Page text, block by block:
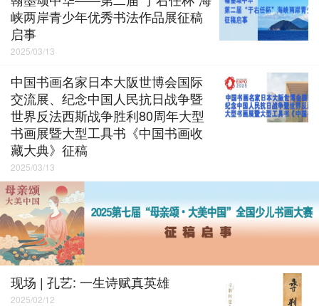
峡两岸青少年优秀书法作品展征稿
启事
2025/03/13
中国书画名家日本大阪世博会国际
交流展、纪念中国人民抗日战争暨
世界反法西斯战争胜利80周年大型
书画展暨大型工具书《中国书画收
藏大典》征稿
2025/03/13
现场 | 孔艺: 一生诗赋真英雄
2025/02/12